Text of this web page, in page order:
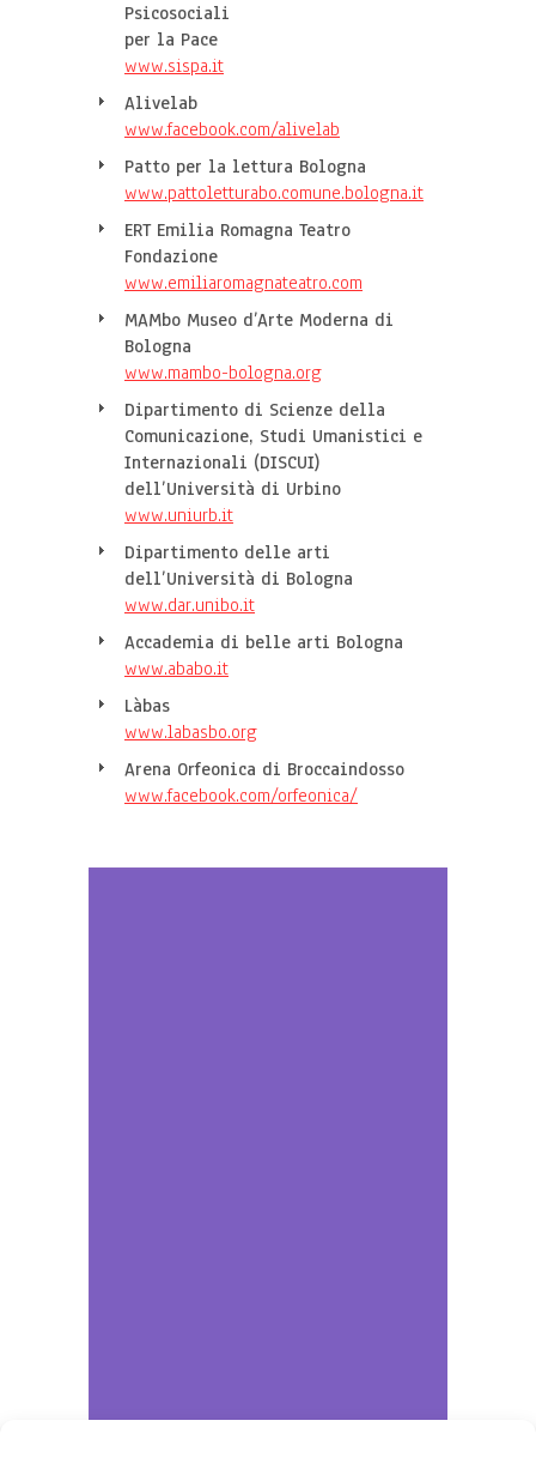
Psicosociali
per la Pace
www.sispa.it
Alivelab
www.facebook.com/alivelab
Patto per la lettura Bologna
www.pattoletturabo.comune.bologna.it
ERT Emilia Romagna Teatro
Fondazione
www.emiliaromagnateatro.com
MAMbo Museo d’Arte Moderna di
Bologna
www.mambo-bologna.org
Dipartimento di Scienze della
Comunicazione, Studi Umanistici e
Internazionali (DISCUI)
dell’Università di Urbino
www.uniurb.it
Dipartimento delle arti
dell’Università di Bologna
www.dar.unibo.it
Accademia di belle arti Bologna
www.ababo.it
Làbas
www.labasbo.org
Arena Orfeonica di Broccaindosso
www.facebook.com/orfeonica/